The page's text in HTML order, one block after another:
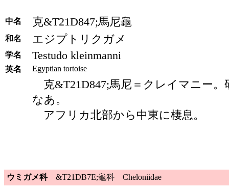
中名 克&T21D847;馬尼龜
和名 エジプトリクガメ
学名 Testudo kleinmanni
英名 Egyptian tortoise
克&T21D847;馬尼＝クレイマニー。
なあ。
アフリカ北部から中東に棲息。
ウミガメ科&T21DB7E;龜科 Cheloniidae